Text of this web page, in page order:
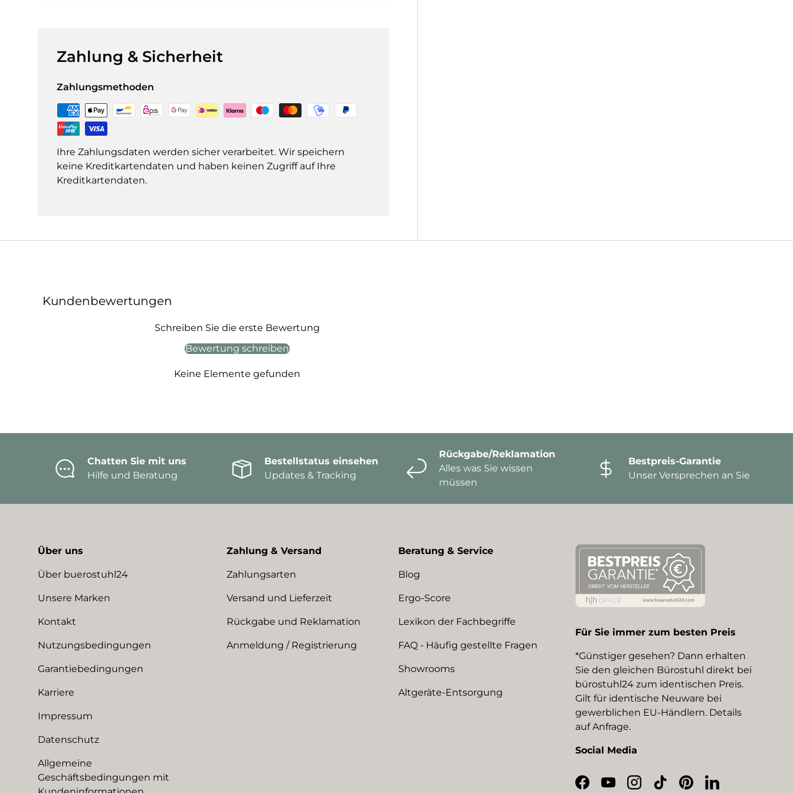
Zahlung & Sicherheit
Zahlungsmethoden
Ihre Zahlungsdaten werden sicher verarbeitet. Wir speichern
keine Kreditkartendaten und haben keinen Zugriff auf Ihre
Kreditkartendaten.
Kundenbewertungen
Schreiben Sie die erste Bewertung
Bewertung schreiben
Keine Elemente gefunden
Chatten Sie mit uns
Hilfe und Beratung
Bestellstatus einsehen
Updates & Tracking
Rückgabe/Reklamation
Alles was Sie wissen
müssen
Bestpreis-Garantie
Unser Versprechen an Sie
Über uns
Über buerostuhl24
Unsere Marken
Kontakt
Nutzungsbedingungen
Garantiebedingungen
Karriere
Impressum
Datenschutz
Allgemeine
Geschäftsbedingungen mit
Zahlung & Versand
Zahlungsarten
Versand und Lieferzeit
Rückgabe und Reklamation
Anmeldung / Registrierung
Beratung & Service
Blog
Ergo-Score
Lexikon der Fachbegriffe
FAQ - Häufig gestellte Fragen
Showrooms
Altgeräte-Entsorgung
Für Sie immer zum besten Preis
*Günstiger gesehen? Dann erhalten
Sie den gleichen Bürostuhl direkt bei
bürostuhl24 zum identischen Preis.
Gilt für identische Neuware bei
gewerblichen EU-Händlern. Details
auf Anfrage.
Social Media
Facebook
YouTubeInstagram
TikTokPinterestLinkedIn